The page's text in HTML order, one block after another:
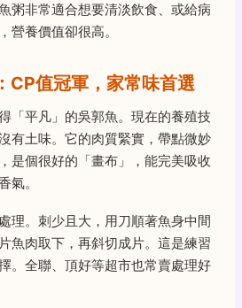
粥非常適合想要清淡飲食、或給病
營養價值卻很高。
CP值冠軍，家常味首選
「平凡」的吳郭魚。現在的養殖技
有土味。它的肉質緊實，帶點微妙
是個很好的「畫布」，能完美吸收
氣。
理。刺少且大，用刀順著魚身中間
魚肉取下，再斜切成片。這是練習
。全聯、頂好等超市也常賣處理好